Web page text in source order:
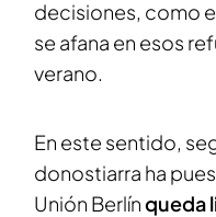
decisiones, como
se afana en esos
verano.
En este sentido,
donostiarra ha
Unión Berlínqueda